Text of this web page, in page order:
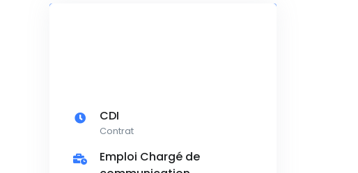
CDI
Contrat
Emploi Chargé de